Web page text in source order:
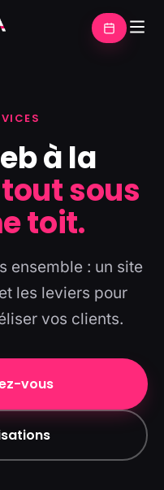
à la
tout sous
toit.
ensemble : un site
les leviers pour
vos clients.
vous